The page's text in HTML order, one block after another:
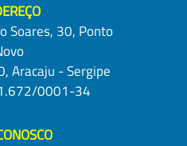
Soares, 30, Ponto
Aracaju - Sergipe
0001-34